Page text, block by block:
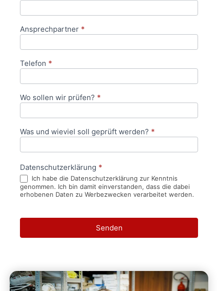
Ansprechpartner *
Telefon *
Wo sollen wir prüfen? *
Was und wieviel soll geprüft werden? *
Datenschutzerklärung *
Ich habe die Datenschutzerklärung zur Kenntnis
genommen. Ich bin damit einverstanden, dass die dabei
erhobenen Daten zu Werbezwecken verarbeitet werden.
Senden